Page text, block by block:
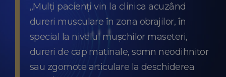
„Mulți pacienți vin la clinica acuzând
dureri musculare în zona obrajilor, în
special la nivelul mușchilor maseteri,
dureri de cap matinale, somn neodihnitor
sau zgomote articulare la deschiderea